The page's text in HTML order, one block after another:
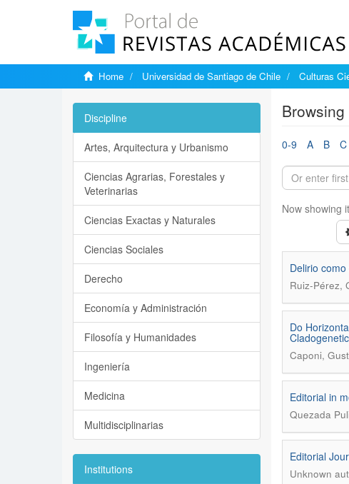
Home Universidad de Santiago de Chile Culturas
0-9 A B C
Now showing
Delirio
Ruiz-Pérez,
Do
Caponi,
Editorial in
Quezada
Editorial
Unknown
Discipline
Artes, Arquitectura y Urbanismo
Ciencias Agrarias, Forestales y
Veterinarias
Ciencias Exactas y Naturales
Ciencias Sociales
Derecho
Economía y Administración
Filosofía y Humanidades
Ingeniería
Medicina
Multidisciplinarias
Institutions